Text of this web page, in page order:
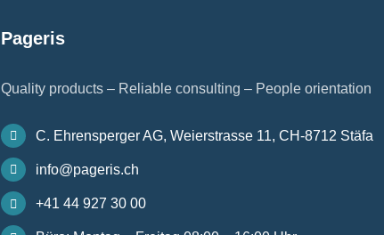
Pageris
Quality products – Reliable consulting – People orientation
C. Ehrensperger AG, Weierstrasse 11, CH-8712 Stäfa
info@pageris.ch
+41 44 927 30 00